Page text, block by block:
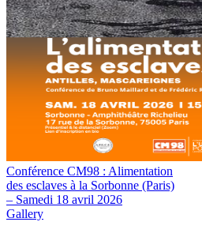
Conférence CM98 : Alimentation
des esclaves à la Sorbonne (Paris)
– Samedi 18 avril 2026
Gallery